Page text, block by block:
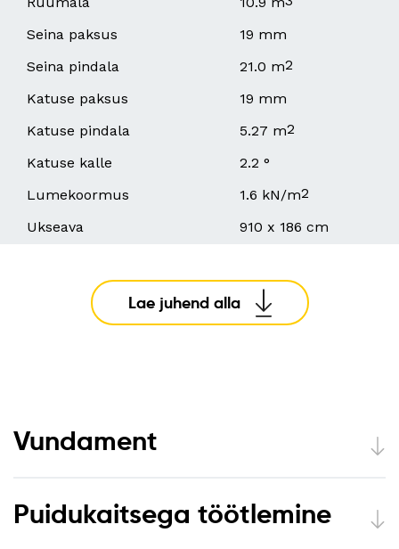
Seina paksus
19 mm
Seina pindala
21.0 m2
Katuse paksus
19 mm
Katuse pindala
5.27 m2
Katuse kalle
2.2 °
Lumekoormus
1.6 kN/m2
Ukseava
910 x 186 cm
Lae juhend alla
Vundament
Puidukaitsega töötlemine